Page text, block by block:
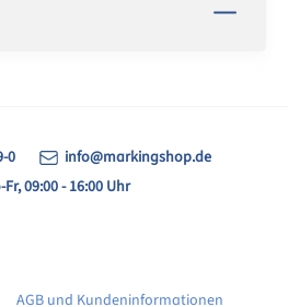
0
info@markingshop.de
Fr, 09:00 - 16:00 Uhr
AGB und Kundeninformationen